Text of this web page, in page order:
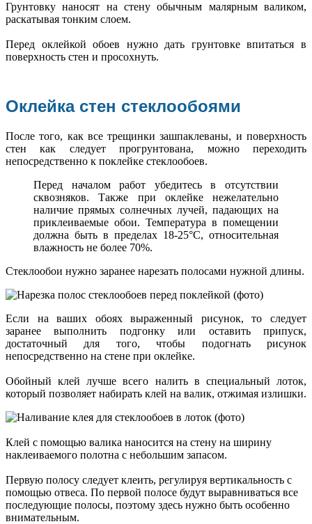
Грунтовку наносят на стену обычным малярным валиком,
раскатывая тонким слоем.
Перед оклейкой обоев нужно дать грунтовке впитаться в
поверхность стен и просохнуть.
Оклейка стен стеклообоями
После того, как все трещинки зашпаклеваны, и поверхность
стен как следует прогрунтована, можно переходить
непосредственно к поклейке стеклообоев.
Перед началом работ убедитесь в отсутствии
сквозняков. Также при оклейке нежелательно
наличие прямых солнечных лучей, падающих на
приклеиваемые обои. Температура в помещении
должна быть в пределах 18-25°С, относительная
влажность не более 70%.
Стеклообои нужно заранее нарезать полосами нужной длины.
Если на ваших обоях выраженный рисунок, то следует
заранее выполнить подгонку или оставить припуск,
достаточный для того, чтобы подогнать рисунок
непосредственно на стене при оклейке.
Обойный клей лучше всего налить в специальный лоток,
который позволяет набирать клей на валик, отжимая излишки.
Клей с помощью валика наносится на стену на ширину
наклеиваемого полотна с небольшим запасом.
Первую полосу следует клеить, регулируя вертикальность с
помощью отвеса. По первой полосе будут выравниваться все
последующие полосы, поэтому здесь нужно быть особенно
внимательным.